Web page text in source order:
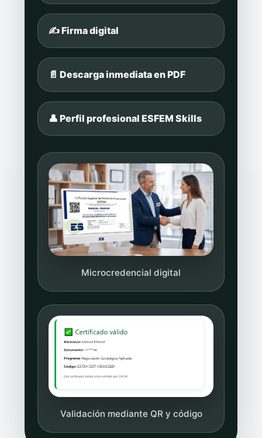
✍️ Firma digital
📄 Descarga inmediata en PDF
👤 Perfil profesional ESFEM Skills
Microcredencial digital
Validación mediante QR y código